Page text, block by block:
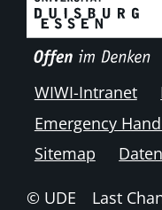
WIWI-Intranet
Emergency
Sitemap
© UDE Last